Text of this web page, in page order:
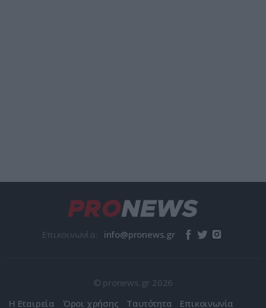
Επικοινωνία:
© pronews.gr 2026
Η Εταιρεία
Όροι χρήσης Ταυτότητα Επικοινωνία